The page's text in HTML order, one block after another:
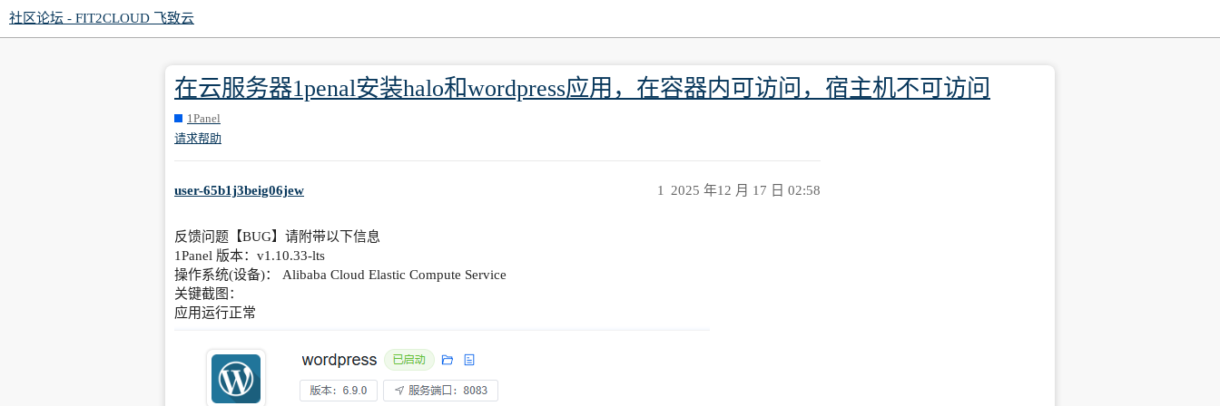
社区论坛 - FIT2CLOUD 飞致云
在云服务器1penal安装halo和wordpress应用，在容器内可访问，宿主机不可访问
1Panel
请求帮助
user-65b1j3beig06jew 2025 年12 月 17 日 02:58
1
反馈问题【BUG】请附带以下信息
1Panel 版本：v1.10.33-lts
操作系统(设备)： Alibaba Cloud Elastic Compute Service
关键截图：
应用运行正常